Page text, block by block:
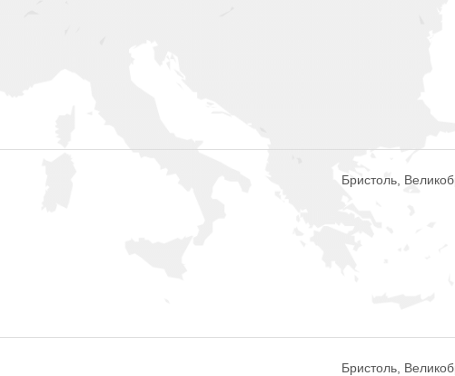
Бристоль,
Бристоль,